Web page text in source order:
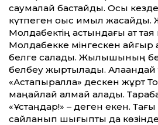
саумалай бастайды. Осы кезде
күтпеген оқыс қимыл
Молдабектің астындағы ат тая
Молдабекке мінгескен айғыр
белге салады. Жылқышының
белбеу жыртылады. Алақандай
«Астапыралла» дескен жұрт
маңайлай алмай қалады.
«Ұстаңдар!» – деген екен. Тағы
сайланып шығыпты да көзінде